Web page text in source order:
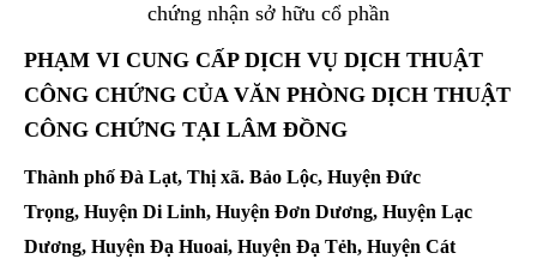
chứng nhận sở hữu cổ phần
PHẠM VI CUNG CẤP DỊCH VỤ DỊCH THUẬT
CÔNG CHỨNG CỦA VĂN PHÒNG DỊCH THUẬT
CÔNG CHỨNG TẠI LÂM ĐỒNG
Thành phố Đà Lạt, Thị xã. Bảo Lộc, Huyện Đức
Trọng, Huyện Di Linh, Huyện Đơn Dương, Huyện Lạc
Dương, Huyện Đạ Huoai, Huyện Đạ Tẻh, Huyện Cát